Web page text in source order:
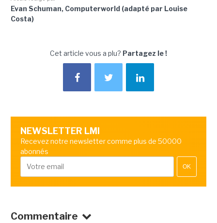
Evan Schuman, Computerworld (adapté par Louise
Costa)
Cet article vous a plu? Partagez le !
NEWSLETTER LMI
Recevez notre newsletter comme plus de 50000
abonnés
OK
Commentaire